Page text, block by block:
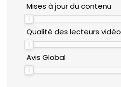
Mises à jour du contenu
Qualité des lecteurs vidéo
Avis Global